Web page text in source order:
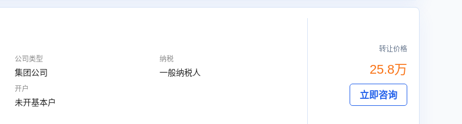
公司类型
集团公司
纳税
一般纳税人
开户
未开基本户
转让价格
25.8万
立即咨询